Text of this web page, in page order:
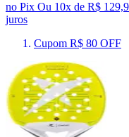
no Pix Ou 10x de R$
juros
Cupom R$ 80 OFF